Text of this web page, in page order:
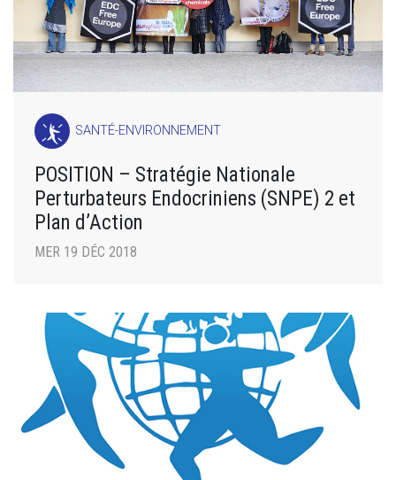
SANTÉ-ENVIRONNEMENT
POSITION – Stratégie Nationale
Perturbateurs Endocriniens (SNPE) 2 et
Plan d’Action
MER 19 DÉC 2018